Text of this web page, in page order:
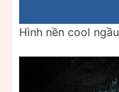
Hình nền cool ngầu